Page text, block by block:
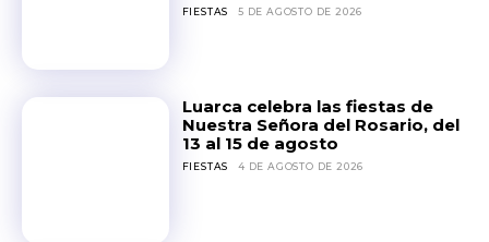
FIESTAS 5 DE AGOSTO DE 2026
Luarca celebra las fiestas de
Nuestra Señora del Rosario, del
13 al 15 de agosto
FIESTAS 4 DE AGOSTO DE 2026